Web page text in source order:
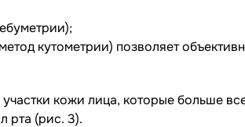
кутометрии) позволяет
кожи лица, которые больше
рта (рис. 3).